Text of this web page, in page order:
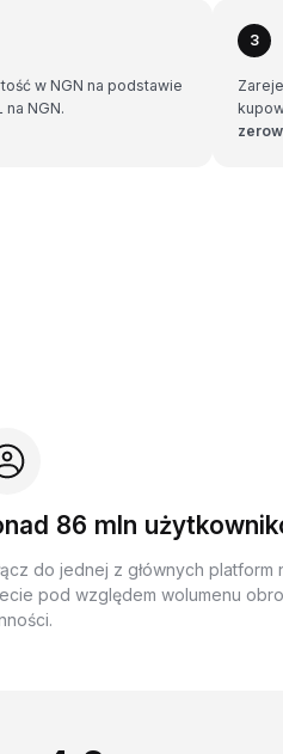
w NGN na podstawie
NGN.
3
86 mln
do jednej z głównych platform
pod względem wolumenu